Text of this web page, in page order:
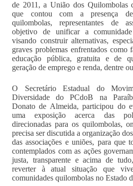
de 2011, a União dos Quilombolas
que contou com a presença
quilombolas, representantes de
objetivo de unificar a
visando construir alternativas,
graves problemas enfrentados como
educação pública, gratuita e de
geração de emprego e renda, dentre
O Secretário Estadual do
Diversidade do PCdoB na
Donato de Almeida, participou do
uma exposição acerca das
direcionadas para os quilombolas,
precisa ser discutida a organização
das associações e uniões, para que
contemplados com as ações
justa, transparente e acima de
reverter à atual situação que
comunidades quilombolas no Estado